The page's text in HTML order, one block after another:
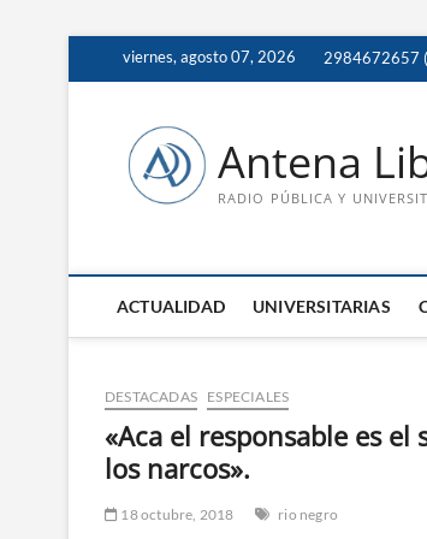
viernes, agosto 07, 2026 2984672657
Antena
RADIO PÚBLICA Y
ACTUALIDAD UNIVERSITARIAS
DESTACADAS ESPECIALES
«Aca el responsable es
los narcos».
18 octubre, 2018 rio negro